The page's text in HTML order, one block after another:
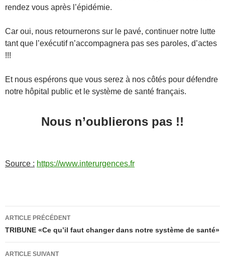
rendez vous après l’épidémie.
Car oui, nous retournerons sur le pavé, continuer notre lutte
tant que l’exécutif n’accompagnera pas ses paroles, d’actes
!!!
Et nous espérons que vous serez à nos côtés pour défendre
notre hôpital public et le système de santé français.
Nous n’oublierons pas !!
Source : https://www.interurgences.fr
Navigation
des
articles
ARTICLE PRÉCÉDENT
TRIBUNE «Ce qu’il faut changer dans notre système de santé»
ARTICLE SUIVANT